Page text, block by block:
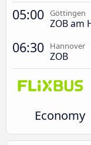
05:00 Göttingen
ZOB am
06:30 Hannover
ZOB
Economy